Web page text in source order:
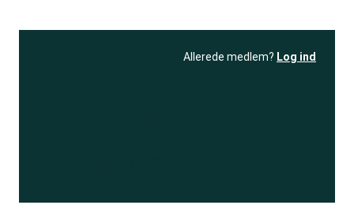
Allerede medlem? Log ind